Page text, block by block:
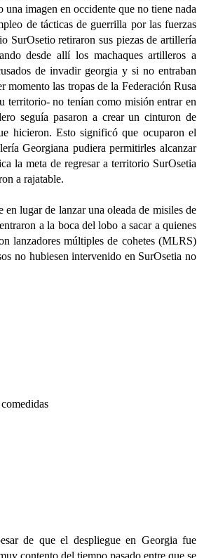
imagen en occidente que no tiene nada
de tácticas de guerrilla por las fuerzas
SurOsetio retiraron sus piezas de artillería
desde allí los machaques artilleros a
de invadir georgia y si no entraban
las tropas de la Federación Rusa
territorio- no tenían como misión entrar en
seguía pasaron a crear un cinturon de
hicieron. Esto significó que ocuparon el
Georgiana pudiera permitirles alcanzar
la meta de regresar a territorio SurOsetia
a rajatable.
lugar de lanzar una oleada de misiles de
a la boca del lobo a sacar a quienes
lanzadores múltiples de cohetes (MLRS)
no hubiesen intervenido en SurOsetia no
de que el despliegue en Georgia fue
contento del tiempo pasado entre que se